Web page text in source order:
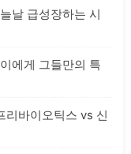
날 급성장하는 시
에게 그들만의 특
리바이오틱스 vs 신